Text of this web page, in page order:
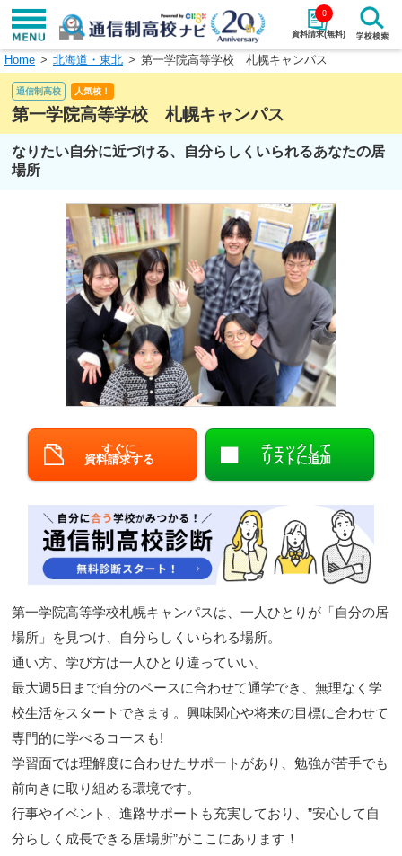
資料請求(無料)
0
学校名で探す
エリアから探す 特徴から探す
北海道・東北
北陸・甲信越
中国
九州・沖縄
閉じる
Home 北海道・東北 第一学院高等学校 札幌キャンパス
通信制高校 人気校！
第一学院高等学校 札幌キャンパス
なりたい自分に近づける、自分らしくいられるあなたの居
場所
すぐに
資料請求する
チェックして
リストに追加
第一学院高等学校札幌キャンパスは、一人ひとりが「自分の居
場所」を見つけ、自分らしくいられる場所。
通い方、学び方は一人ひとり違っていい。
最大週5日まで自分のペースに合わせて通学でき、無理なく学
校生活をスタートできます。興味関心や将来の目標に合わせて
専門的に学べるコースも!
学習面では理解度に合わせたサポートがあり、勉強が苦手でも
前向きに取り組める環境です。
行事やイベント、進路サポートも充実しており、”安心して自
分らしく成長できる居場所”がここにあります！